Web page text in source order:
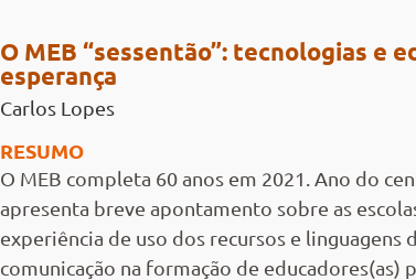
O MEB “sessentão”: tecnologias e
esperança
Carlos Lopes
RESUMO
O MEB completa 60 anos em 2021. Ano do
apresenta breve apontamento sobre as
experiência de uso dos recursos e linguagens
comunicação na formação de